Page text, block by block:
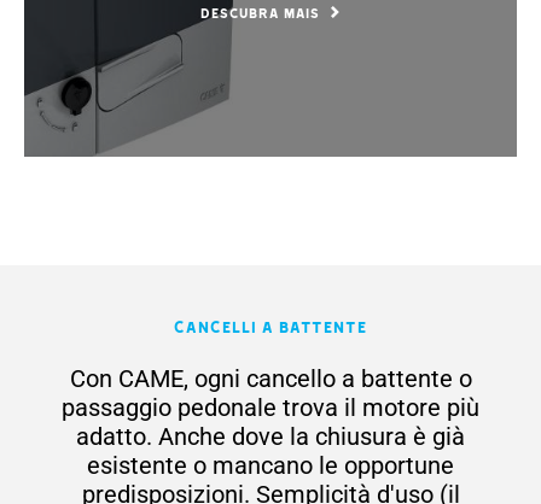
DESCUBRA MAIS
Cancelli a battente
Con CAME, ogni cancello a battente o
passaggio pedonale trova il motore più
adatto. Anche dove la chiusura è già
esistente o mancano le opportune
predisposizioni. Semplicità d'uso (il